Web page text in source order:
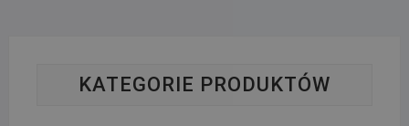
KATEGORIE PRODUKTÓW